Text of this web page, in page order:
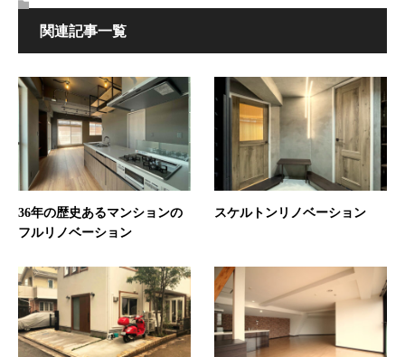
関連記事一覧
36年の歴史あるマンションの
フルリノベーション
スケルトンリノベーション